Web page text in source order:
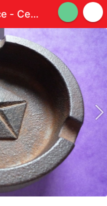
CHRYSLER France - Cendrier en fonte